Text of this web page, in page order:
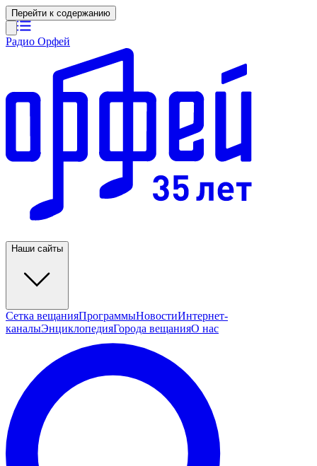
Перейти к содержанию
Радио Орфей
Наши сайты
Сетка вещанияПрограммыНовостиИнтернет-
каналыЭнциклопедияГорода вещанияО нас